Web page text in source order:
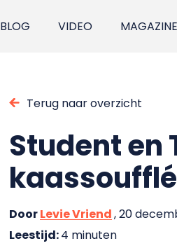
BLOG VIDEO MAGAZINE
Terug naar overzicht
Student en
DoorLevie Vriend, 20
Leestijd:4 minuten